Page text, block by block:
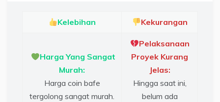
Kelebihan Kekurangan
Harga Yang Sangat
Murah:
Harga coin bafe
tergolong sangat murah.
Pelaksanaan
Proyek Kurang
Jelas:
Hingga saat ini,
belum ada